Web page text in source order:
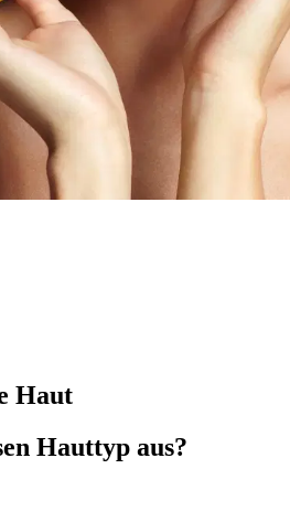
Haut
Hauttyp aus?